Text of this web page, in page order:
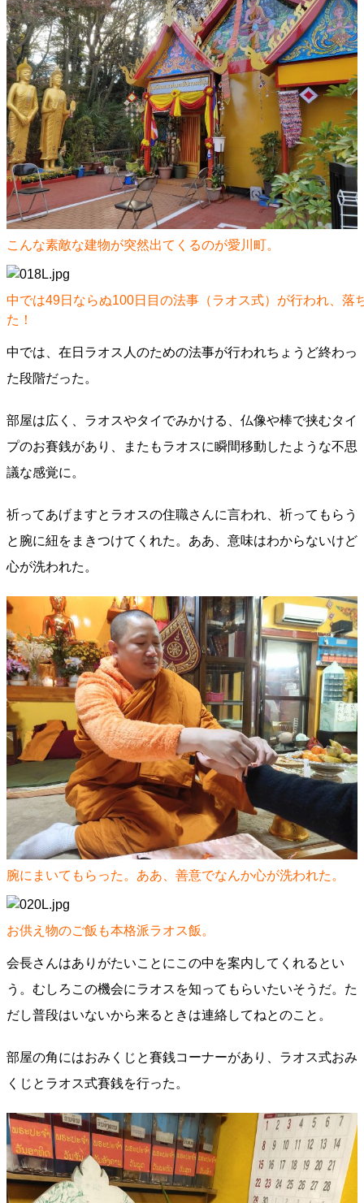
こんな素敵な建物が突然出てくるのが愛川町。
中では49日ならぬ100日目の法事（ラオス式）が行われ、落
た！
中では、在日ラオス人のための法事が行われちょうど終わっ
た段階だった。
部屋は広く、ラオスやタイでみかける、仏像や棒で挟むタイ
プのお賽銭があり、またもラオスに瞬間移動したような不思
議な感覚に。
祈ってあげますとラオスの住職さんに言われ、祈ってもらう
と腕に紐をまきつけてくれた。ああ、意味はわからないけど
心が洗われた。
腕にまいてもらった。ああ、善意でなんか心が洗われた。
お供え物のご飯も本格派ラオス飯。
会長さんはありがたいことにこの中を案内してくれるとい
う。むしろこの機会にラオスを知ってもらいたいそうだ。た
だし普段はいないから来るときは連絡してねとのこと。
部屋の角にはおみくじと賽銭コーナーがあり、ラオス式おみ
くじとラオス式賽銭を行った。